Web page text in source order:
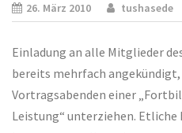
26. März 2010 tushasede
Einladung an alle Mitglieder
bereits mehrfach
Vortragsabenden einer
Leistung“ unterziehen. Etliche